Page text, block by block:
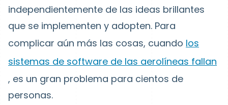
independientemente de las ideas brillantes
que se implementen y adopten. Para
complicar aún más las cosas, cuando los
sistemas de software de las aerolíneas fallan
, es un gran problema para cientos de
personas.